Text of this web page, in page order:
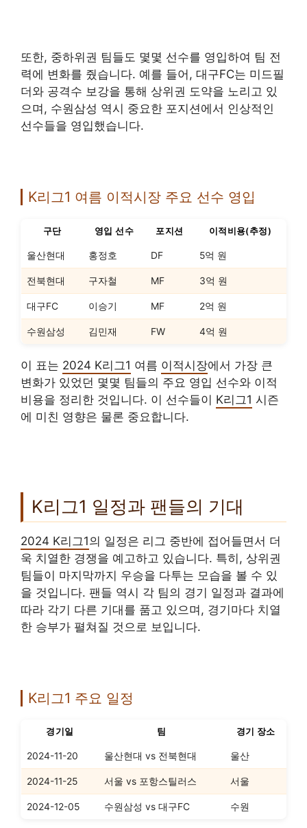
또한, 중하위권 팀들도 몇몇 선수를 영입하여 팀 전
력에 변화를 줬습니다. 예를 들어, 대구FC는 미드필
더와 공격수 보강을 통해 상위권 도약을 노리고 있
으며, 수원삼성 역시 중요한 포지션에서 인상적인
선수들을 영입했습니다.
K리그1 여름 이적시장 주요 선수 영입
구단 영입 선수 포지션 이적비용(추정)
울산현대 홍정호 DF 5억 원
전북현대 구자철 MF 3억 원
대구FC 이승기 MF 2억 원
수원삼성 김민재 FW 4억 원
이 표는 2024 K리그1 여름 이적시장에서 가장 큰
변화가 있었던 몇몇 팀들의 주요 영입 선수와 이적
비용을 정리한 것입니다. 이 선수들이 K리그1 시즌
에 미친 영향은 물론 중요합니다.
K리그1 일정과 팬들의 기대
2024 K리그1의 일정은 리그 중반에 접어들면서 더
욱 치열한 경쟁을 예고하고 있습니다. 특히, 상위권
팀들이 마지막까지 우승을 다투는 모습을 볼 수 있
을 것입니다. 팬들 역시 각 팀의 경기 일정과 결과에
따라 각기 다른 기대를 품고 있으며, 경기마다 치열
한 승부가 펼쳐질 것으로 보입니다.
K리그1 주요 일정
경기일 팀 경기 장소
2024-11-20 울산현대 vs 전북현대 울산
2024-11-25 서울 vs 포항스틸러스 서울
2024-12-05 수원삼성 vs 대구FC 수원